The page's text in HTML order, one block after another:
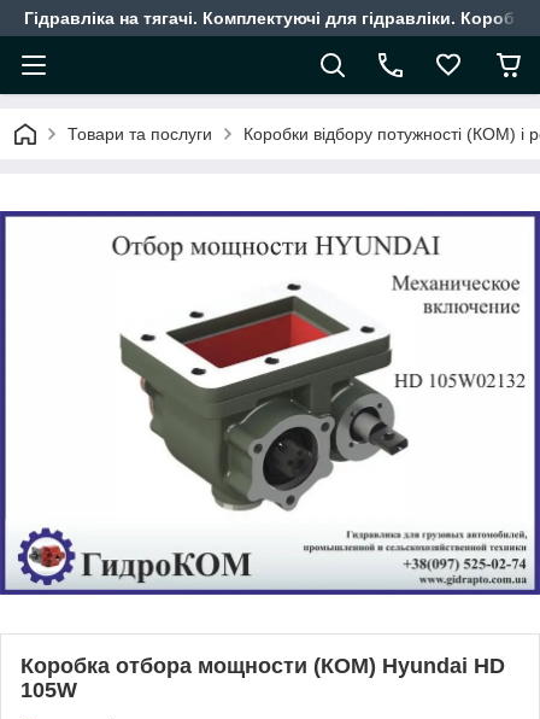
Гідравліка на тягачі. Комплектуючі для гідравліки.
Товари та послуги Коробки відбору потужності (КОМ) і
Коробка отбора мощности (КОМ) Hyundai HD
105W